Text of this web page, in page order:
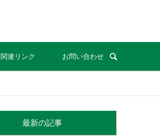
関連リンク お問い合わせ
最新の記事